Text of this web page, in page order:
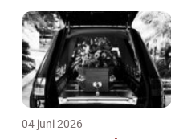
04 juni 2026